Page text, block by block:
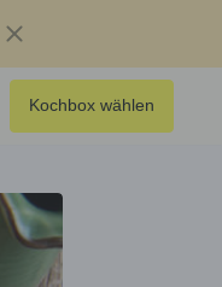
Kochbox wählen